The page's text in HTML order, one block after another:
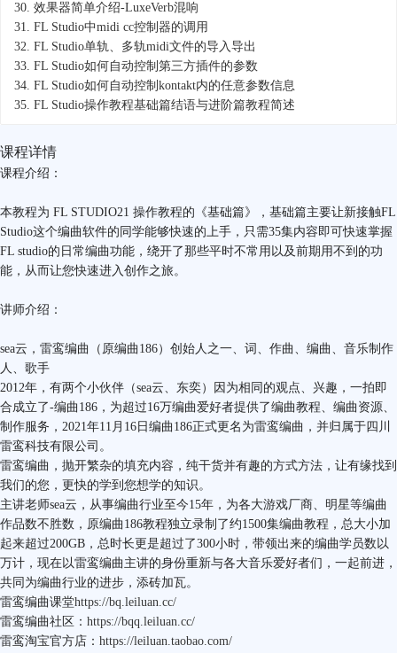
30. 效果器简单介绍-LuxeVerb混响
31. FL Studio中midi cc控制器的调用
32. FL Studio单轨、多轨midi文件的导入导出
33. FL Studio如何自动控制第三方插件的参数
34. FL Studio如何自动控制kontakt内的任意参数信息
35. FL Studio操作教程基础篇结语与进阶篇教程简述
课程详情
课程介绍：
本教程为 FL STUDIO21 操作教程的《基础篇》，基础篇主要让新接触FL
Studio这个编曲软件的同学能够快速的上手，只需35集内容即可快速掌握
FL studio的日常编曲功能，绕开了那些平时不常用以及前期用不到的功
能，从而让您快速进入创作之旅。
讲师介绍：
sea云，雷鸾编曲（原编曲186）创始人之一、词、作曲、编曲、音乐制作
人、歌手
2012年，有两个小伙伴（sea云、东奕）因为相同的观点、兴趣，一拍即
合成立了-编曲186，为超过16万编曲爱好者提供了编曲教程、编曲资源、
制作服务，2021年11月16日编曲186正式更名为雷鸾编曲，并归属于四川
雷鸾科技有限公司。
雷鸾编曲，抛开繁杂的填充内容，纯干货并有趣的方式方法，让有缘找到
我们的您，更快的学到您想学的知识。
主讲老师sea云，从事编曲行业至今15年，为各大游戏厂商、明星等编曲
作品数不胜数，原编曲186教程独立录制了约1500集编曲教程，总大小加
起来超过200GB，总时长更是超过了300小时，带领出来的编曲学员数以
万计，现在以雷鸾编曲主讲的身份重新与各大音乐爱好者们，一起前进，
共同为编曲行业的进步，添砖加瓦。
雷鸾编曲课堂https://bq.leiluan.cc/
雷鸾编曲社区： https://bqq.leiluan.cc/
雷鸾淘宝官方店： https://leiluan.taobao.com/